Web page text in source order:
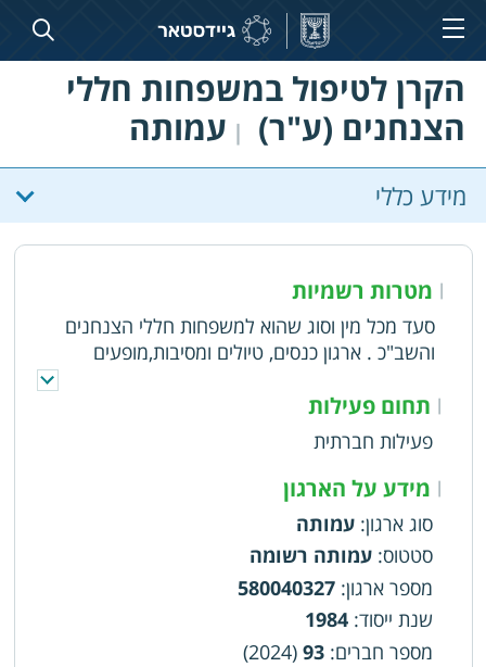
הקרן לטיפול במשפחות חללי
הצנחנים (ע"ר)
| עמותה
מידע כללי
| מטרות רשמיות
סעד מכל מין וסוג שהוא למשפחות חללי הצנחנים
והשב"כ . ארגון כנסים, טיולים ומסיבות,מופעים
למשפחות חללי הצנחנים לקחת חלק בהנצחת
החללים
| תחום פעילות
פעילות חברתית
| מידע על הארגון
סוג ארגון: עמותה
סטטוס: עמותה רשומה
מספר ארגון:
580040327
שנת ייסוד:
1984
מספר חברים:
93
(2024)